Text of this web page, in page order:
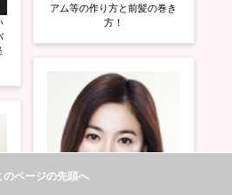
アム等の作り方と前髪の巻き
方！
のページの先頭へ